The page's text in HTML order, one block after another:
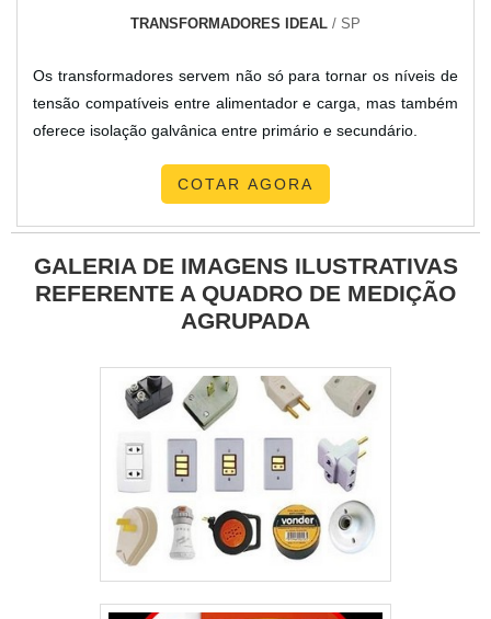
TRANSFORMADORES IDEAL / SP
Os transformadores servem não só para tornar os níveis de
tensão compatíveis entre alimentador e carga, mas também
oferece isolação galvânica entre primário e secundário.
COTAR AGORA
GALERIA DE IMAGENS ILUSTRATIVAS
REFERENTE A QUADRO DE MEDIÇÃO
AGRUPADA